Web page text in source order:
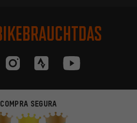
COMPRA SEGURA